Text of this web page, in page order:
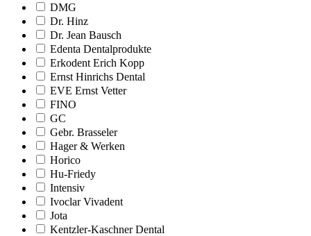
DMG
Dr. Hinz
Dr. Jean Bausch
Edenta Dentalprodukte
Erkodent Erich Kopp
Ernst Hinrichs Dental
EVE Ernst Vetter
FINO
GC
Gebr. Brasseler
Hager & Werken
Horico
Hu-Friedy
Intensiv
Ivoclar Vivadent
Jota
Kentzler-Kaschner Dental